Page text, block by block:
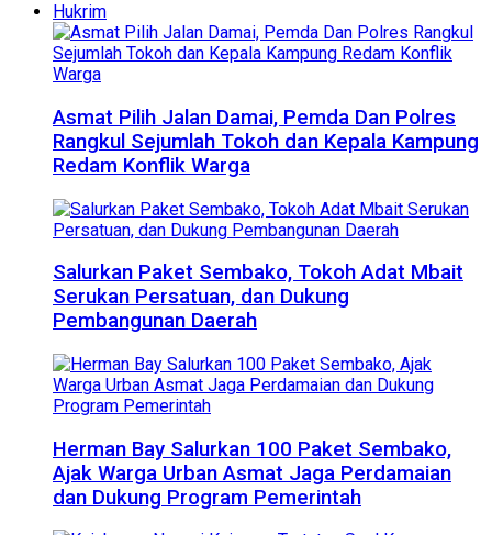
Hukrim
Asmat Pilih Jalan Damai, Pemda Dan Polres
Rangkul Sejumlah Tokoh dan Kepala Kampung
Redam Konflik Warga
Salurkan Paket Sembako, Tokoh Adat Mbait
Serukan Persatuan, dan Dukung
Pembangunan Daerah
Herman Bay Salurkan 100 Paket Sembako,
Ajak Warga Urban Asmat Jaga Perdamaian
dan Dukung Program Pemerintah